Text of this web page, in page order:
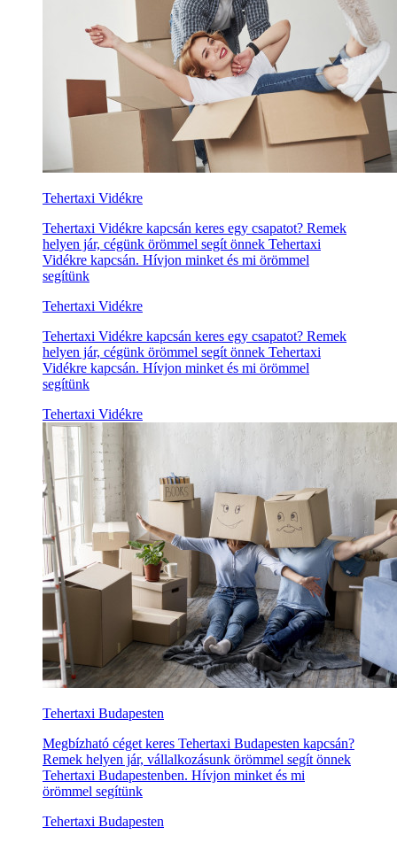
Tehertaxi Vidékre
Tehertaxi Vidékre kapcsán keres egy csapatot? Remek
helyen jár, cégünk örömmel segít önnek Tehertaxi
Vidékre kapcsán. Hívjon minket és mi örömmel
segítünk
Tehertaxi Vidékre
Tehertaxi Vidékre kapcsán keres egy csapatot? Remek
helyen jár, cégünk örömmel segít önnek Tehertaxi
Vidékre kapcsán. Hívjon minket és mi örömmel
segítünk
Tehertaxi Vidékre
Tehertaxi Budapesten
Megbízható céget keres Tehertaxi Budapesten kapcsán?
Remek helyen jár, vállalkozásunk örömmel segít önnek
Tehertaxi Budapestenben. Hívjon minket és mi
örömmel segítünk
Tehertaxi Budapesten